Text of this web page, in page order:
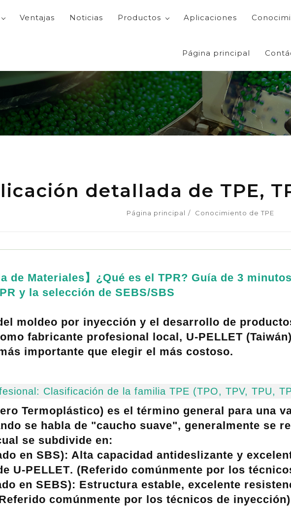
Ventajas Noticias Productos Aplicaciones
Página principal
detallada de TPE,
Página principal Conocimiento de TPE
de Materiales】 ¿Qué es el TPR? Guía de 3
y la selección deSEBS/SBS
moldeo por inyección y el desarrollo de
fabricante profesional local, U-PELLET (Taiwán)
importante que elegir el más costoso.
Clasificación de la familia TPE (TPO, TPV, TPU,
Termoplástico) es el término general para una
se habla de "caucho suave", generalmente se
se subdivide en:
en SBS): Alta capacidad antideslizante y
U-PELLET. (Referido comúnmente por los
en SEBS): Estructura estable, excelente
comúnmente por los técnicos de